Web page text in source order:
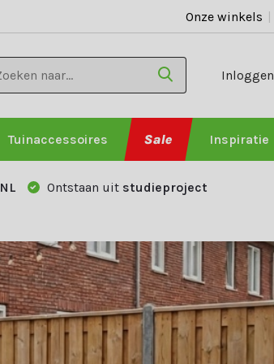
Onze winkels |
Inloggen
Tuinaccessoires Sale Inspiratie
NL Ontstaan uit studieproject